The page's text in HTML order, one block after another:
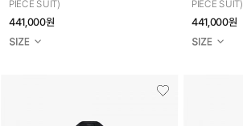
PIECE SUIT)
441,000원
PIECE SUIT)
441,000원